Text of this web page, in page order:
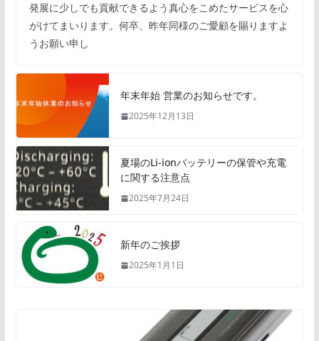
発展に少しでも貢献できるよう真心をこめたサービスを心
がけてまいります。何卒、昨年同様のご愛顧を賜りますよ
うお願い申し
年末年始 営業のお知らせです。
2025年12月13日
夏場のLi-ionバッテリーの保管や充電
に関する注意点
2025年7月24日
新年のご挨拶
2025年1月1日